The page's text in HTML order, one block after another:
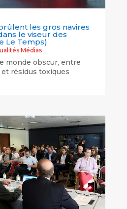
les gros navires
le viseur des
Le Temps)
Médias
monde obscur, entre
résidus toxiques